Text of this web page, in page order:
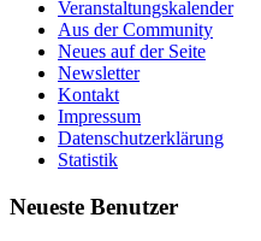
Veranstaltungskalender
Aus der Community
Neues auf der Seite
Newsletter
Kontakt
Impressum
Datenschutzerklärung
Statistik
Neueste Benutzer